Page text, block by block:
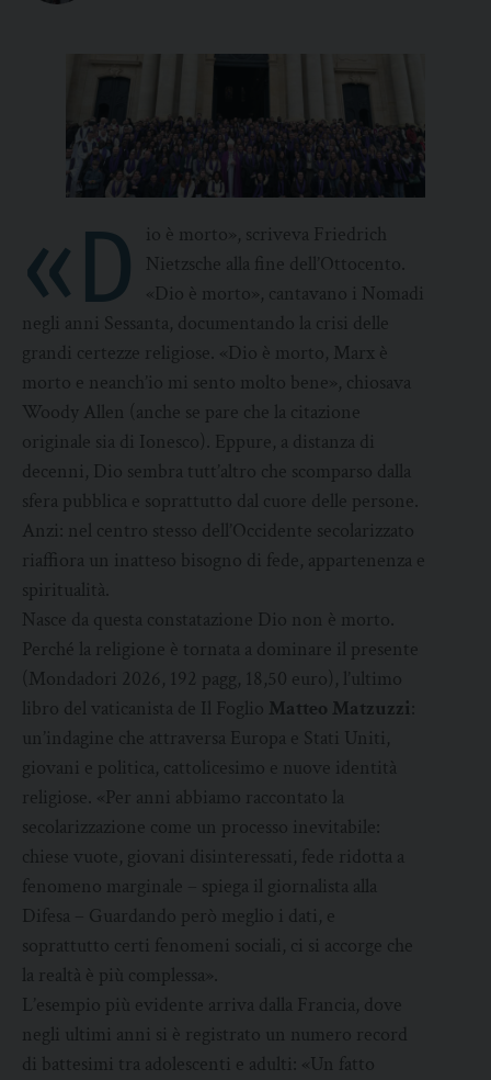
«D
io è morto», scriveva Friedrich
Nietzsche alla fine dell’Ottocento.
«Dio è morto», cantavano i Nomadi
negli anni Sessanta, documentando la crisi delle
grandi certezze religiose. «Dio è morto, Marx è
morto e neanch’io mi sento molto bene», chiosava
Woody Allen (anche se pare che la citazione
originale sia di Ionesco). Eppure, a distanza di
decenni, Dio sembra tutt’altro che scomparso dalla
sfera pubblica e soprattutto dal cuore delle persone.
Anzi: nel centro stesso dell’Occidente secolarizzato
riaffiora un inatteso bisogno di fede, appartenenza e
spiritualità.
Nasce da questa constatazione Dio non è morto.
Perché la religione è tornata a dominare il presente
(Mondadori 2026, 192 pagg, 18,50 euro), l’ultimo
libro del vaticanista de Il Foglio Matteo Matzuzzi
un’indagine che attraversa Europa e Stati Uniti,
giovani e politica, cattolicesimo e nuove identità
religiose. «Per anni abbiamo raccontato la
secolarizzazione come un processo inevitabile:
chiese vuote, giovani disinteressati, fede ridotta a
fenomeno marginale – spiega il giornalista alla
Difesa – Guardando però meglio i dati, e
soprattutto certi fenomeni sociali, ci si accorge che
la realtà è più complessa».
L’esempio più evidente arriva dalla Francia, dove
negli ultimi anni si è registrato un numero record
di battesimi tra adolescenti e adulti: «Un fatto